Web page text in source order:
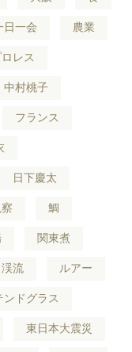
日一会 農業
レス
中村桃子
フランス
日下慶太
鯛
関東煮
渓流 ルアー
ンドグラス
東日本大震災